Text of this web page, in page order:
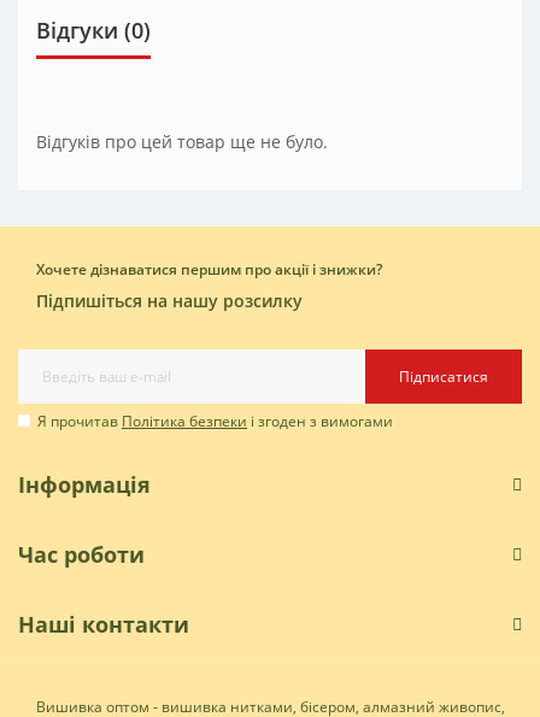
Відгуки (0)
Відгуків про цей товар ще не було.
Хочете дізнаватися першим про акції і знижки?
Підпишіться на нашу розсилку
Підписатися
Я прочитав Політика безпеки і згоден з вимогами
Інформація
Час роботи
Наші контакти
Вишивка оптом - вишивка нитками, бісером, алмазний живопис,